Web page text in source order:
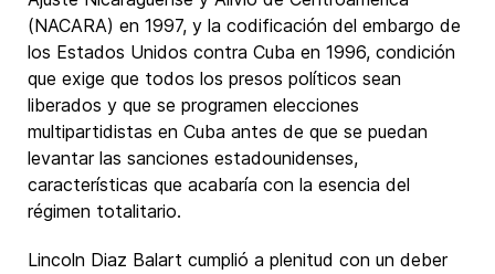
(NACARA) en 1997, y la codificación del embargo de
los Estados Unidos contra Cuba en 1996, condición
que exige que todos los presos políticos sean
liberados y que se programen elecciones
multipartidistas en Cuba antes de que se puedan
levantar las sanciones estadounidenses,
características que acabaría con la esencia del
régimen totalitario.
Lincoln Diaz Balart cumplió a plenitud con un deber